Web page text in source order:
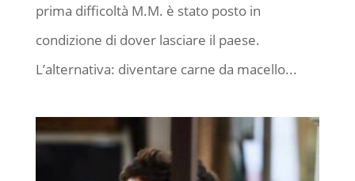
prima difficoltà M.M. è stato posto in
condizione di dover lasciare il paese.
L’alternativa: diventare carne da macello...